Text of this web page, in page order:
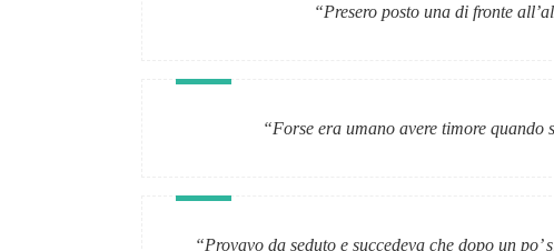
“Presero posto una di fronte
“Forse era umano avere timore quando
“Provavo da seduto e succedeva che dopo un